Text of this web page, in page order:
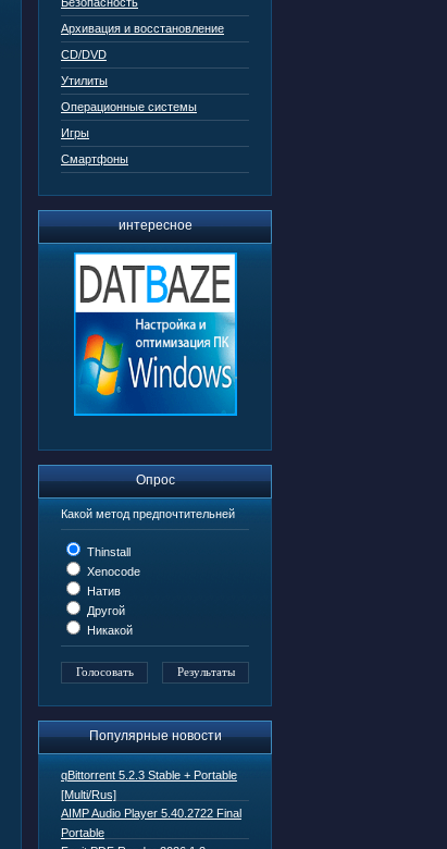
Архивация и восстановление
CD/DVD
Утилиты
Операционные системы
Игры
Смартфоны
интересное
Опрос
Какой метод предпочтительней
Thinstall
Xenocode
Натив
Другой
Никакой
Популярные новости
qBittorrent 5.2.3 Stable + Portable
[Multi/Rus]
AIMP Audio Player 5.40.2722 Final
Portable